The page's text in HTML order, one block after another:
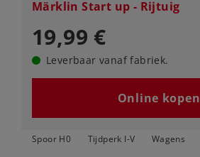
Märklin Start up - Rijtuig
19,99 €
Leverbaar vanaf fabriek.
Online kopen
Spoor H0 Tijdperk I-V Wagens